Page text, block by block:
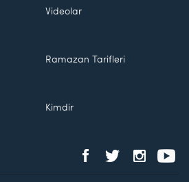
Videolar
Ramazan Tarifleri
Kimdir